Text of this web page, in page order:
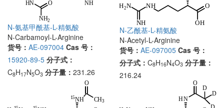
N-氨基甲酰基-L-精氨酸
N-Carbamoyl-L-Arginine
货号： AE-097004 Cas 号：
15920-89-5 分子式：
C8H17N5O3 分子量： 231.26
N-乙酰基-L-精氨酸
N-Acetyl-L-Arginine
货号： AE-097005 Cas 号：
分子式： C8H16N4O3 分子量：
216.24